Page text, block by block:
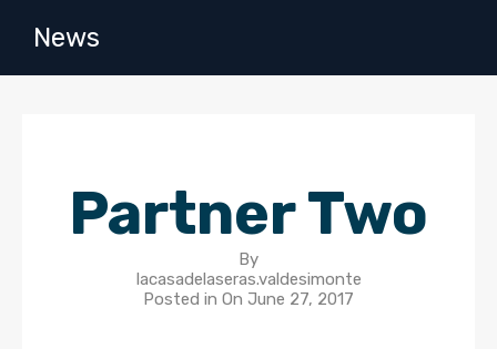
News
Partner Two
By
lacasadelaseras.valdesimonte
Posted in On June 27, 2017